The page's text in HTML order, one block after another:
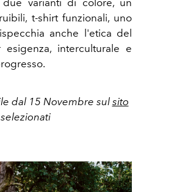
varianti di colore, un
t-shirt funzionali, uno
anche l'etica del
interculturale e
dal 15 Novembre sulsito